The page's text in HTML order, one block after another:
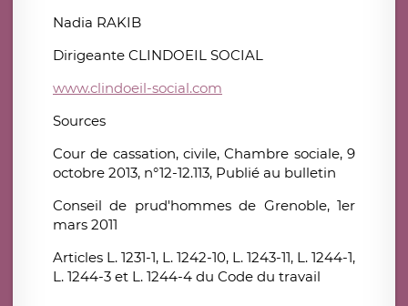
Nadia RAKIB
Dirigeante CLINDOEIL SOCIAL
www.clindoeil-social.com
Sources
Cour de cassation, civile, Chambre sociale, 9
octobre 2013, n°12-12.113, Publié au bulletin
Conseil de prud'hommes de Grenoble, 1er
mars 2011
Articles L. 1231-1, L. 1242-10, L. 1243-11, L. 1244-1,
L. 1244-3 et L. 1244-4 du Code du travail